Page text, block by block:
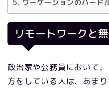
ワーケーションのハード
リモートワークと
政治家や公務員において
方をしている人は、あまり